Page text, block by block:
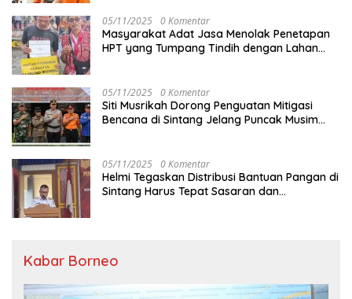
05/11/2025 0 Komentar
Masyarakat Adat Jasa Menolak Penetapan
HPT yang Tumpang Tindih dengan Lahan
05/11/2025 0 Komentar
Siti Musrikah Dorong Penguatan Mitigasi
Bencana di Sintang Jelang Puncak Musim
05/11/2025 0 Komentar
Helmi Tegaskan Distribusi Bantuan Pangan di
Sintang Harus Tepat Sasaran dan
Kabar Borneo